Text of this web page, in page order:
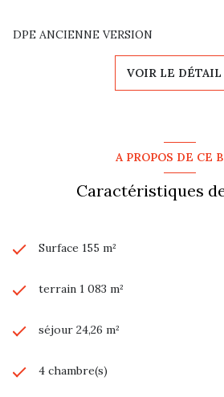
DPE ANCIENNE VERSION
VOIR LE DÉTAIL
A PROPOS DE CE
Caractéristiques
Surface 155 m²
terrain 1 083 m²
séjour 24,26 m²
4 chambre(s)